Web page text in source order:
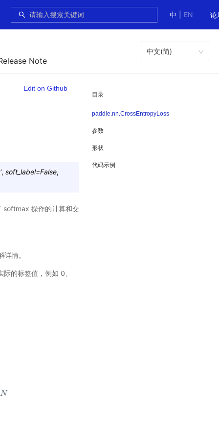
中
EN 论
Note
中文(简)
目录
paddle.nn.CrossEntropyLoss
参数
形状
代码示例
Edit on Github
, soft_label=False,
softmax 操作的计算和交
情。
的标签值，例如 0、
N